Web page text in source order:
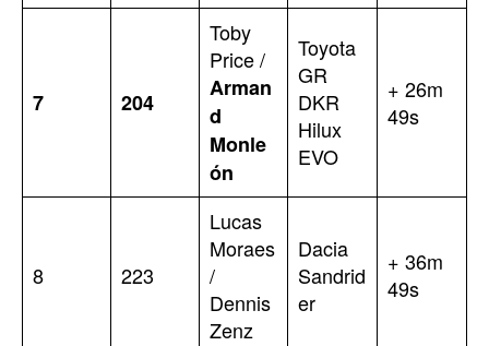
7 204
Toby
Price /
Arman
d
Monle
ón
Toyota
GR
DKR
Hilux
EVO
+ 26m
49s
8 223
Lucas
Moraes
/
Dennis
Zenz
Dacia
Sandrid
er
+ 36m
49s